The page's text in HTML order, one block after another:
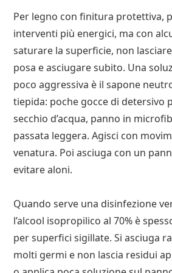
Per legno con finitura protettiva,
interventi più energici, ma con
saturare la superficie, non
posa e asciugare subito. Una
poco aggressiva è il sapone
tiepida: poche gocce di detersivo
secchio d’acqua, panno in
passata leggera. Agisci con
venatura. Poi asciuga con un
evitare aloni.
Quando serve una disinfezione
l’alcool isopropilico al 70% è
per superfici sigillate. Si asciuga
molti germi e non lascia residui